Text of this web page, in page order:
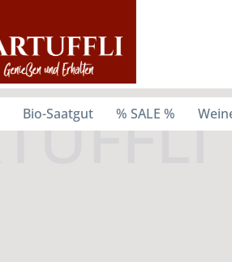
Bio-Saatgut % SALE %